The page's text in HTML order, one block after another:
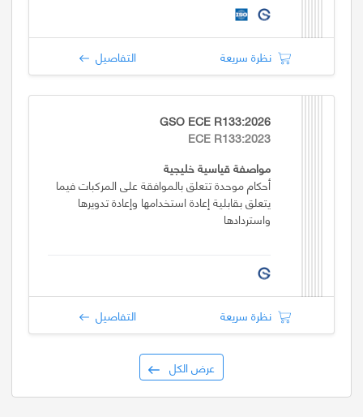
نظرة سريعة التفاصيل
GSO ECE R133:2026
ECE R133:2023
مواصفة قياسية خليجية
أحكام موحدة تتعلق بالموافقة على المركبات فيما
يتعلق بقابلية إعادة استخدامها وإعادة تدويرها
واستردادها
نظرة سريعة التفاصيل
عرض الكل